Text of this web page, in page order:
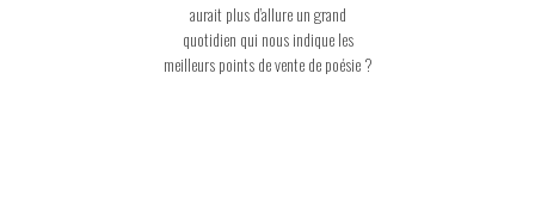
aurait plus d’allure un grand
quotidien qui nous indique les
meilleurs points de vente de poésie ?